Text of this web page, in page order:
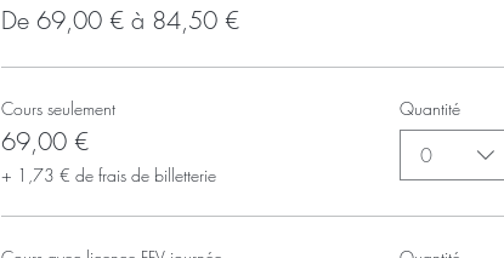
De 69,00 € à 84,50 €
Cours seulement
69,00 €
+ 1,73 € de frais de billetterie
Quantité
0